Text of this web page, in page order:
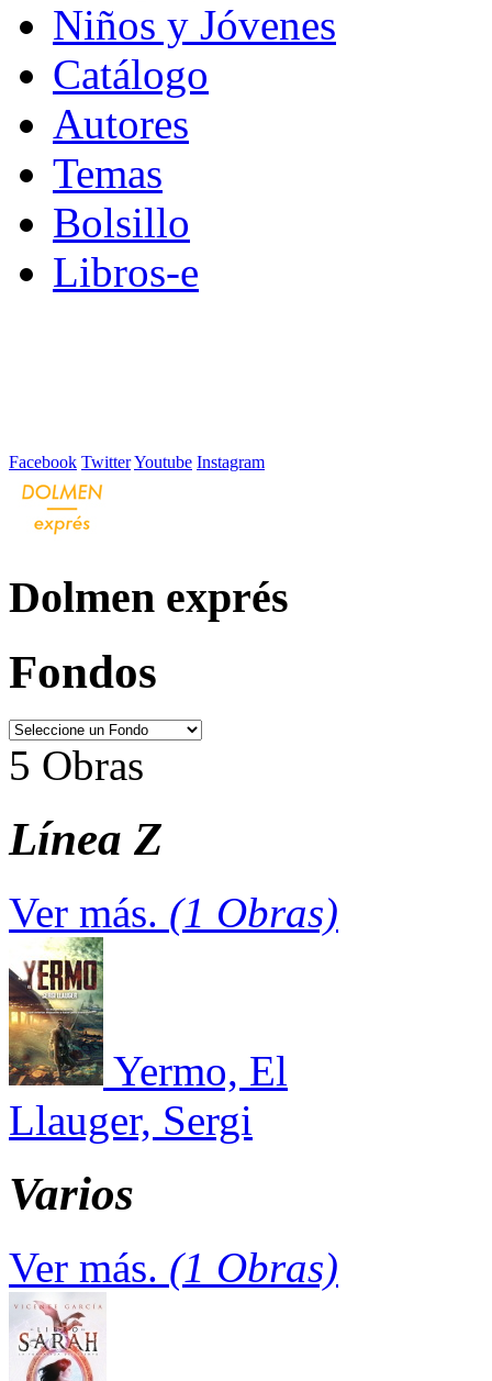
Niños y Jóvenes
Catálogo
Autores
Temas
Bolsillo
Libros-e
Facebook TwitterYoutube Instagram
Dolmen exprés
Fondos
5 Obras
Línea Z
Ver más. (1 Obras)
Yermo, El
Llauger, Sergi
Varios
Ver más. (1 Obras)